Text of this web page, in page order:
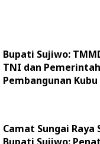
Bupati Sujiwo:
TNI dan
Pembangunan Kubu
Camat Sungai Raya